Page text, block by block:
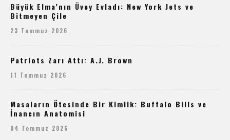
Büyük Elma’nın Üvey Evladı: New York Jets ve
Bitmeyen Çile
23 Temmuz 2026
Patriots Zarı Attı: A.J. Brown
11 Temmuz 2026
Masaların Ötesinde Bir Kimlik: Buffalo Bills ve
İnancın Anatomisi
04 Temmuz 2026